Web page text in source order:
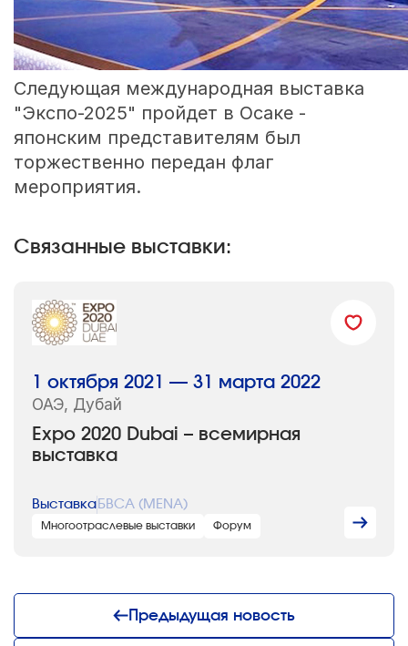
Следующая международная выставка
"Экспо-2025" пройдет в Осаке -
японским представителям был
торжественно передан флаг
мероприятия.
Связанные выставки:
Expo 2020 Dubai – всемирная
выставка
1 октября 2021 — 31 марта 2022
ОАЭ, Дубай
Выставка БВСА (MENA)
Многоотраслевые выставки Форум
Предыдущая новость